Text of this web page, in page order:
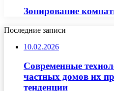
Зонирование
Последние записи
10.02.2026
Современные
частных домов их
тенденции